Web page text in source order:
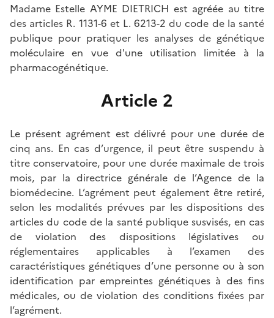
Madame Estelle AYME DIETRICH est agréée au titre
des articles R. 1131-6 et L. 6213-2 du code de la santé
publique pour pratiquer les analyses de génétique
moléculaire en vue d'une utilisation limitée à la
pharmacogénétique.
Article 2
Le présent agrément est délivré pour une durée de
cinq ans. En cas d’urgence, il peut être suspendu à
titre conservatoire, pour une durée maximale de trois
mois, par la directrice générale de l’Agence de la
biomédecine. L’agrément peut également être retiré,
selon les modalités prévues par les dispositions des
articles du code de la santé publique susvisés, en cas
de violation des dispositions législatives ou
réglementaires applicables à l’examen des
caractéristiques génétiques d’une personne ou à son
identification par empreintes génétiques à des fins
médicales, ou de violation des conditions fixées par
l’agrément.